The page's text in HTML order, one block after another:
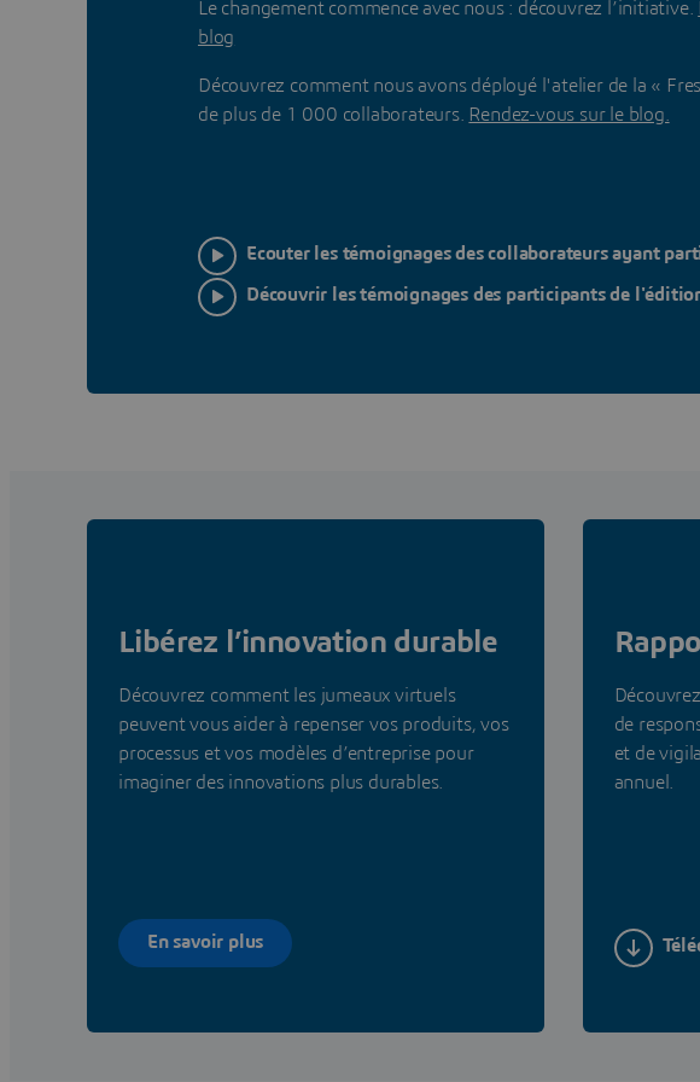
Le changement commence avec nous : découvrez l’initiative.
blog
Découvrez comment nous avons déployé l'atelier de la «
de plus de 1 000 collaborateurs. Rendez-vous sur le blog.
Ecouter les témoignages des collaborateurs ayant
Découvrir les témoignages des participants de
Libérez l’innovation durable
Découvrez comment les jumeaux virtuels
peuvent vous aider à repenser vos produits, vos
processus et vos modèles d’entreprise pour
imaginer des innovations plus durables.
En savoir plus
de
et de
annuel.